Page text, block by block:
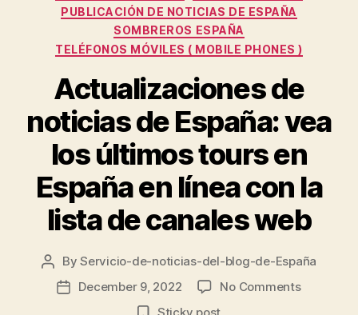
PUBLICACIÓN DE NOTICIAS DE ESPAÑA
SOMBREROS ESPAÑA
TELÉFONOS MÓVILES ( MOBILE PHONES )
Actualizaciones de
noticias de España: vea
los últimos tours en
España en línea con la
lista de canales web
Post
author
ByServicio-de-noticias-del-blog-de-España
PostDecember 9, 2022 No Commentson